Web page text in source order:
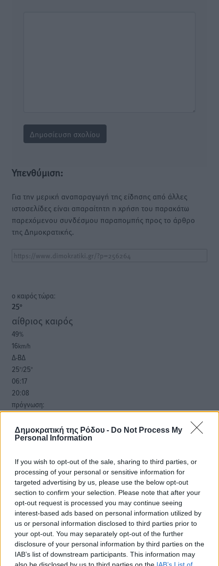
Δημοκρατική της Ρόδου - Do Not Process My
Personal Information
If you wish to opt-out of the sale, sharing to third parties, or
processing of your personal or sensitive information for
targeted advertising by us, please use the below opt-out
section to confirm your selection. Please note that after your
opt-out request is processed you may continue seeing
interest-based ads based on personal information utilized by
us or personal information disclosed to third parties prior to
your opt-out. You may separately opt-out of the further
disclosure of your personal information by third parties on the
IAB’s list of downstream participants. This information may
Υπενθύμιση:
Για την μερική αναπαραγωγή της είδησης από άλλες
ιστοσελίδες είναι απαραίτητη η χρήση του παρακάτω
παρεχόμενου συνδέσμου παραπομπής προς το άρθρο
της Δημοκρατικής.
o καιρός τώρα:
25°
αίθριος καιρός
49%
16km/h
Δ-ΒΔ
25°/25°
06:17
20:08
πρόγνωση:
ΠΑ
28°
29 °
ΚΥ
30°
ΔΕ